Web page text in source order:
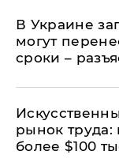
В Украине
могут
сроки –
рынок труда:
более $100